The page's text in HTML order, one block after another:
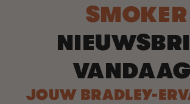
SMOKER
JOUW BRADLEY-